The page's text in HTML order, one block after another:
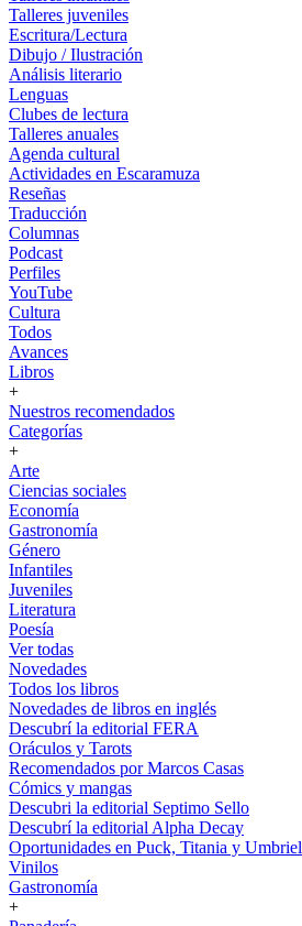
Talleres juveniles
Escritura/Lectura
Dibujo / Ilustración
Análisis literario
Lenguas
Clubes de lectura
Talleres anuales
Agenda cultural
Actividades en Escaramuza
Reseñas
Traducción
Columnas
Podcast
Perfiles
YouTube
Cultura
Todos
Avances
Libros
+
Nuestros recomendados
Categorías
+
Arte
Ciencias sociales
Economía
Gastronomía
Género
Infantiles
Juveniles
Literatura
Poesía
Ver todas
Novedades
Todos los libros
Novedades de libros en inglés
Descubrí la editorial FERA
Oráculos y Tarots
Recomendados por Marcos Casas
Cómics y mangas
Descubri la editorial Septimo Sello
Descubrí la editorial Alpha Decay
Oportunidades en Puck, Titania y Umbriel
Vinilos
Gastronomía
+